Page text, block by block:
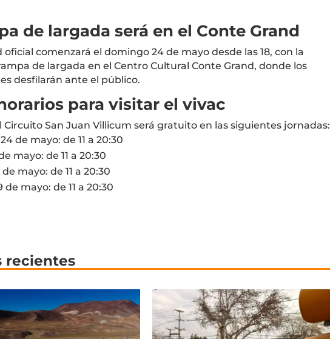
de largada será en el Conte Grand
oficial comenzará el domingo 24 de mayo desde las 18, con la
de largada en elCentro Cultural Conte Grand, donde los
desfilarán ante el público.
para visitar el vivac
Circuito San Juan Villicum será gratuito en las siguientes jornadas:
de mayo: de 11 a 20:30
mayo: de 11 a 20:30
mayo: de 11 a 20:30
de mayo: de 11 a 20:30
recientes